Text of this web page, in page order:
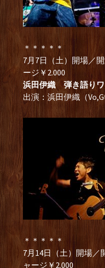
＊＊＊＊＊
7月7日（土）開場／
ージ￥2.000
浜田伊織 弾き語りワ
出演：浜田伊織（Vo,Gt
＊＊＊＊＊
7月14日（土）開場
ャージ￥2.000